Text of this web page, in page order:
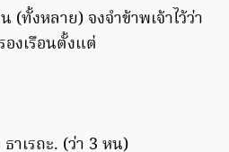
(ทั้งหลาย) จงจำข้าพเจ้าไว้ว่า
งเรือนตั้งแต่
าเรถะ. (ว่า 3 หน)